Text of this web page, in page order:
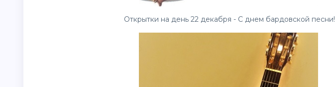
Открытки на день 22 декабря - С днем бардовской песни!